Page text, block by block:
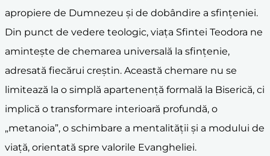
apropiere de Dumnezeu și de dobândire a sfințeniei.
Din punct de vedere teologic, viața Sfintei Teodora ne
amintește de chemarea universală la sfințenie,
adresată fiecărui creștin. Această chemare nu se
limitează la o simplă apartenență formală la Biserică, ci
implică o transformare interioară profundă, o
„metanoia”, o schimbare a mentalității și a modului de
viață, orientată spre valorile Evangheliei.